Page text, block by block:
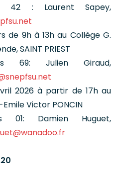
42 : Laurent Sapey,
de 9h à 13h au Collège G.
SAINT PRIEST
69: Julien Giraud,
2026 à partir de 17h au
Victor PONCIN
01: Damien Huguet,